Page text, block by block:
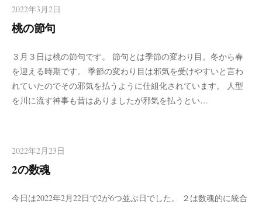
2022年3月2日
桃の節句
３月３日は桃の節句です。 節句とは季節の変わり目。冬から春
を迎える時期です。 季節の変わり目は邪気を受けやすいと言わ
れていたのでその邪気を払うように仕組化されています。 人型
を川に流す神事も昔はありましたが邪気を払うとい…
2022年2月23日
2の数魂
今日は2022年2月22日で2が6つ並ぶ日でした。 ２は数魂的に統合